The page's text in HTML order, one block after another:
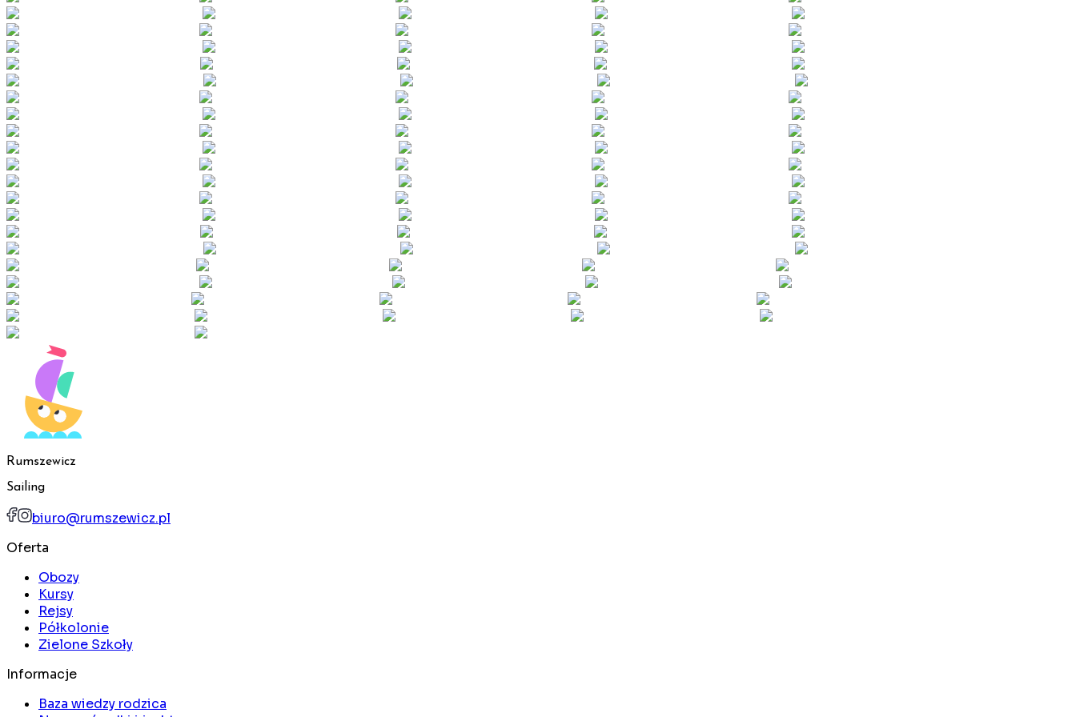
Rumszewicz
Sailing
biuro@rumszewicz.pl
Oferta
Obozy
Kursy
Rejsy
Półkolonie
Zielone Szkoły
Informacje
Baza wiedzy rodzica